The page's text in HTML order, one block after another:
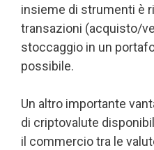
insieme di strumenti è
transazioni (acquisto/
stoccaggio in un
possibile.
Un altro importante
di criptovalute
il commercio tra le